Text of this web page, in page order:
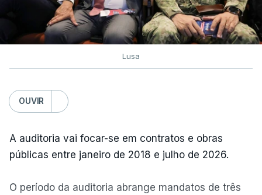
Lusa
OUVIR
A auditoria vai focar-se em contratos e obras
públicas entre janeiro de 2018 e julho de 2026.
O período da auditoria abrange mandatos de três